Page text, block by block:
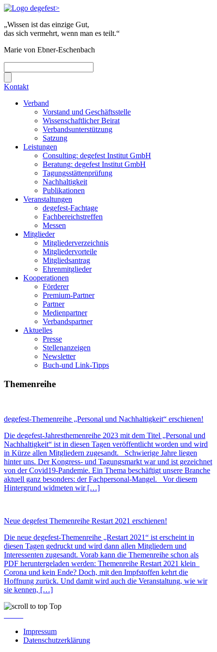
„Wissen ist das einzige Gut,
das sich vermehrt, wenn man es teilt.“
Marie von Ebner-Eschenbach
Kontakt
Verband
Vorstand und Geschäftsstelle
Wissenschaftlicher Beirat
Verbandsunterstützung
Satzung
Leistungen
Consulting: degefest Institut GmbH
Beratung: degefest Institut GmbH
Tagungsstättenprüfung
Nachhaltigkeit
Publikationen
Veranstaltungen
degefest-Fachtage
Fachbereichstreffen
Messen
Mitglieder
Mitgliederverzeichnis
Mitgliedervorteile
Mitgliedsantrag
Ehrenmitglieder
Kooperationen
Förderer
Premium-Partner
Partner
Medienpartner
Verbandspartner
Aktuelles
Presse
Stellenanzeigen
Newsletter
Buch-und Link-Tipps
Themenreihe
degefest-Themenreihe „Personal und Nachhaltigkeit“ erschienen!
Die degefest-Jahresthemenreihe 2023 mit dem Titel „Personal und
Nachhaltigkeit“ ist in diesen Tagen veröffentlicht worden und wird
in Kürze allen Mitgliedern zugesandt. Schwierige Jahre liegen
hinter uns. Der Kongress- und Tagungsmarkt war und ist gezeichnet
von der Covid19-Pandemie. Ein Thema beschäftigt unsere Branche
aktuell ganz besonders: der Fachpersonal-Mangel. Vor diesem
Hintergrund widmeten wir […]
Neue degefest Themenreihe Restart 2021 erschienen!
Die neue degefest-Themenreihe „Restart 2021“ ist erscheint in
diesen Tagen gedruckt und wird dann allen Mitgliedern und
Interessenten zugesandt. Vorab kann die Themenreihe schon als
PDF heruntergeladen werden: Themenreihe Restart 2021 klein
Corona und kein Ende? Doch, mit den Impfstoffen kehrt die
Hoffnung zurück. Und damit wird auch die Veranstaltung, wie wir
sie kennen, […]
Top
Impressum
Datenschutzerklärung